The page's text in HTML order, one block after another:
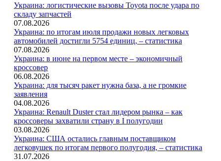
Украина: логистические вызовы Toyota после удара по
складу запчастей
07.08.2026
Украина: по итогам июля продажи новых легковых
автомобилей достигли 5754 единиц, – статистика
07.08.2026
Украина: в июне на первом месте – экономичный
кроссовер
06.08.2026
Украина: для тысяч ракет нужна база, а не громкие
заявления
04.08.2026
Украина: Renault Duster стал лидером рынка – как
кроссоверы захватили страну в I полугодии
03.08.2026
Украина: США остались главным поставщиком
легковушек по итогам первого полугодия, – статистика
31.07.2026